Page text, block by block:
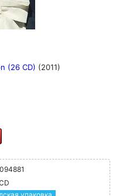
(26 CD) (2011)